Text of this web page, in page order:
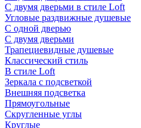
С двумя дверьми в стиле Loft
Угловые раздвижные душевые
С одной дверью
С двумя дверьми
Трапециевидные душевые
Классический стиль
В стиле Loft
Зеркала с подсветкой
Внешняя подсветка
Прямоугольные
Скругленные углы
Круглые